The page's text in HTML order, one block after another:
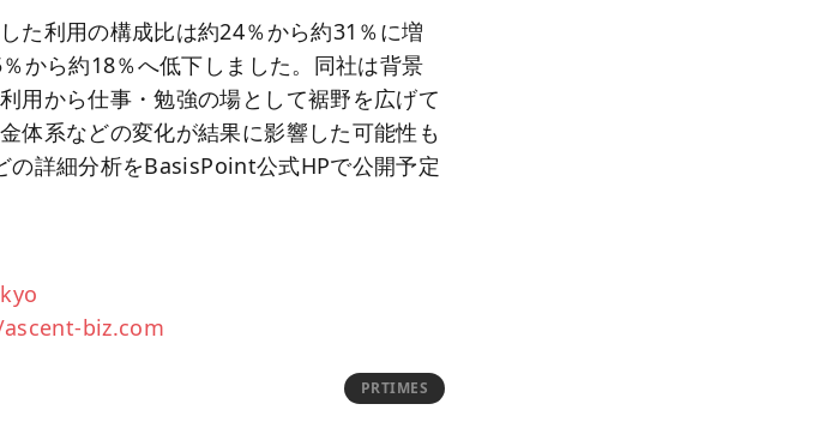
た利用の構成比は約24％から約31％に増
から約18％へ低下しました。同社は背景
用から仕事・勉強の場として裾野を広げて
体系などの変化が結果に影響した可能性も
詳細分析をBasisPoint公式HPで公開予定
biz.com
PRTIMES